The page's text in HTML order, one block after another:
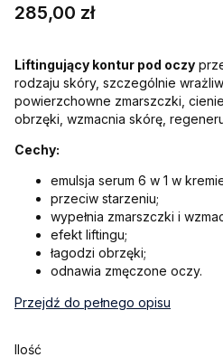
Cena
285,00 zł
Liftingujący kontur pod oczy
rodzaju skóry, szczególnie
powierzchowne zmarszczki,
obrzęki, wzmacnia skórę,
Cechy:
emulsja serum 6 w 1 w
przeciw starzeniu;
wypełnia zmarszczki i
efekt liftingu;
łagodzi obrzęki;
odnawia zmęczone oczy.
Przejdź do pełnego opisu
Ilość